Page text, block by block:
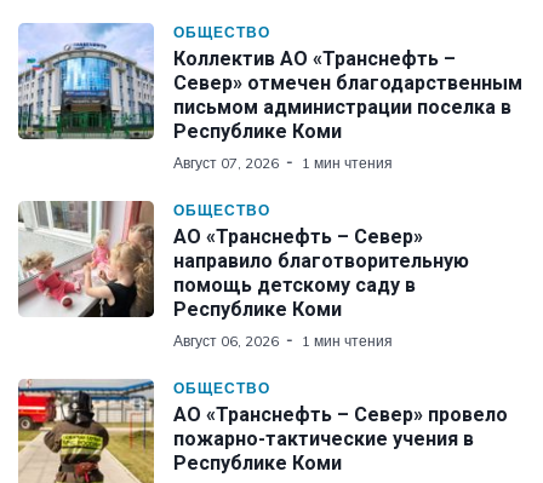
ОБЩЕСТВО
Коллектив АО «Транснефть –
Север» отмечен благодарственным
письмом администрации поселка в
Республике Коми
Август 07, 2026 1 мин чтения
ОБЩЕСТВО
АО «Транснефть – Север»
направило благотворительную
помощь детскому саду в
Республике Коми
Август 06, 2026 1 мин чтения
ОБЩЕСТВО
АО «Транснефть – Север» провело
пожарно-тактические учения в
Республике Коми